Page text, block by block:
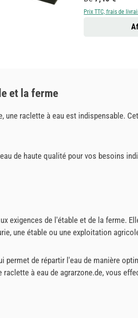
Prix TTC, frais de
et la ferme
raclette à eau est indispensable.
de haute qualité pour vos besoins
exigences de l'étable et de la ferme.
une étable ou une exploitation
de répartir l'eau de manière
à eau de agrarzone.de, vous